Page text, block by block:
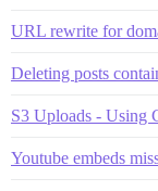
URL rewrite for
Deleting posts
S3 Uploads - Using
Youtube embeds